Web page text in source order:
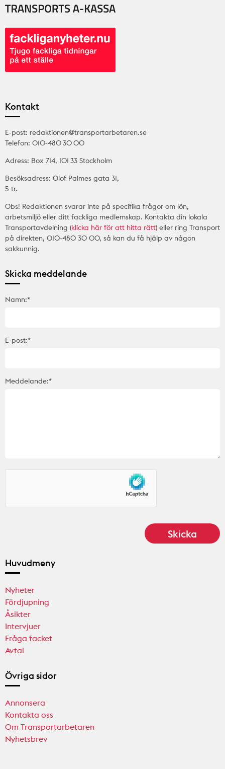
Kontakt
E-post: redaktionen@transportarbetaren.se
Telefon: 010-480 30 00
Adress: Box 714, 101 33 Stockholm
Besöksadress: Olof Palmes gata 31,
5 tr.
Obs! Redaktionen svarar inte på specifika frågor om lön,
arbetsmiljö eller ditt fackliga medlemskap. Kontakta din lokala
Transportavdelning (klicka här för att hitta rätt) eller ring Transport
på direkten, 010-480 30 00, så kan du få hjälp av någon
sakkunnig.
Skicka meddelande
Namn:*
E-post:*
Meddelande:*
Huvudmeny
Nyheter
Fördjupning
Åsikter
Intervjuer
Fråga facket
Avtal
Övriga sidor
Annonsera
Kontakta oss
Om Transportarbetaren
Nyhetsbrev